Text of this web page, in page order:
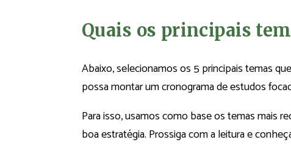
Quais os principais
Abaixo, selecionamos os 5 principais temas
possa montar um cronograma de estudos
Para isso, usamos como base os temas mais
boa estratégia. Prossiga com a leitura e